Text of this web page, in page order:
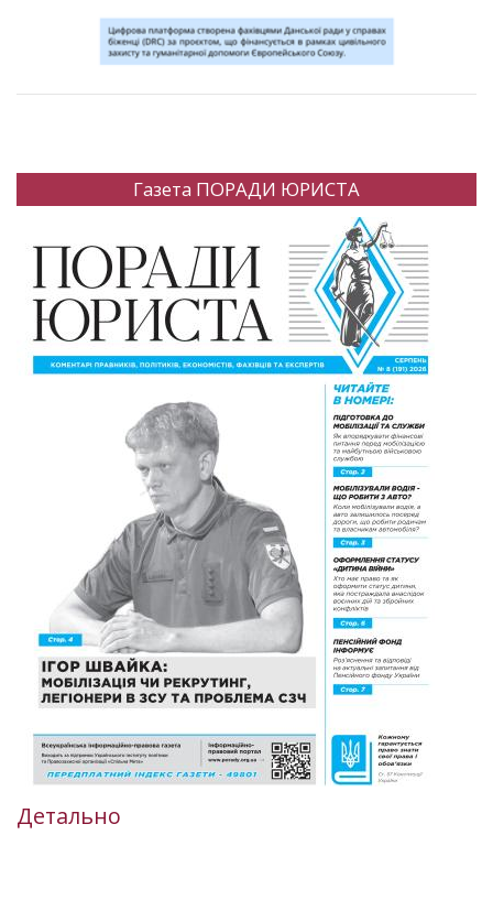
Газета ПОРАДИ ЮРИСТА
Детально